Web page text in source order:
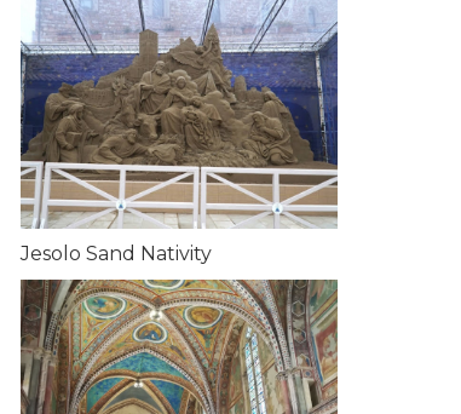
Jesolo Sand Nativity